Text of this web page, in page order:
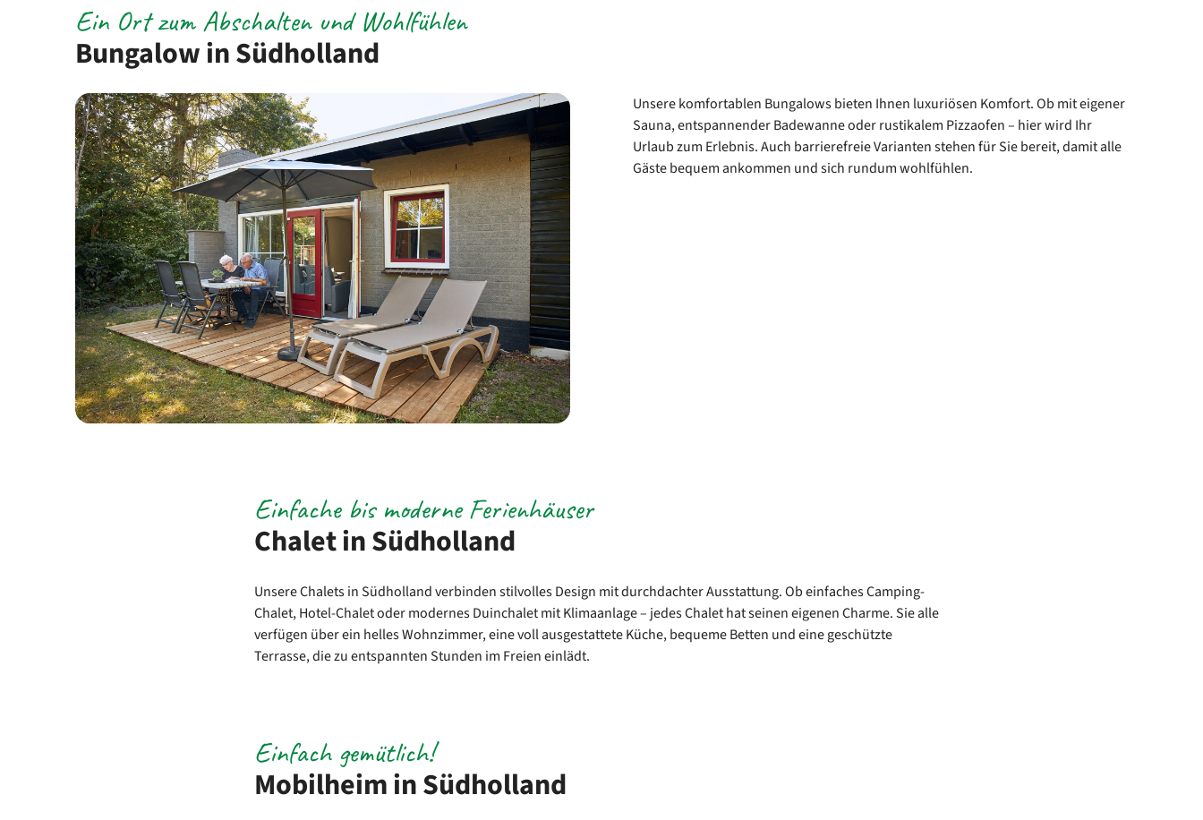
Bungalow in Südholland
Ein Ort zum Abschalten und Wohlfühlen
Unsere komfortablen Bungalows bieten Ihnen luxuriösen Komfort. Ob mit eigener
Sauna, entspannender Badewanne oder rustikalem Pizzaofen – hier wird Ihr
Urlaub zum Erlebnis. Auch barrierefreie Varianten stehen für Sie bereit, damit alle
Gäste bequem ankommen und sich rundum wohlfühlen.
Chalet in Südholland
Einfache bis moderne Ferienhäuser
Unsere Chalets in Südholland verbinden stilvolles Design mit durchdachter Ausstattung. Ob einfaches Camping-
Chalet, Hotel-Chalet oder modernes Duinchalet mit Klimaanlage – jedes Chalet hat seinen eigenen Charme. Sie alle
verfügen über ein helles Wohnzimmer, eine voll ausgestattete Küche, bequeme Betten und eine geschützte
Terrasse, die zu entspannten Stunden im Freien einlädt.
Mobilheim in Südholland
Einfach gemütlich!